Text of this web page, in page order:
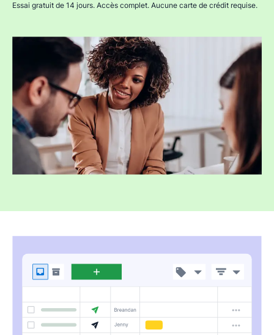
Essai gratuit de 14 jours. Accès complet. Aucune carte de crédit requise.